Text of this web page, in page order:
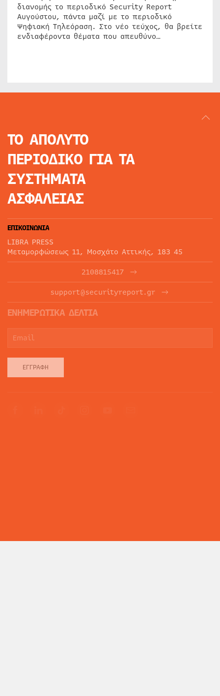
διανομής το περιοδικό Security Report
Αυγούστου, πάντα μαζί με το περιοδικό
Ψηφιακή Τηλεόραση. Στο νέο τεύχος, θα βρείτε
ενδιαφέροντα θέματα που απευθύνο…
ΤΟ ΑΠΟΛΥΤΟ
ΠΕΡΙΟΔΙΚΟ ΓΙΑ ΤΑ
ΣΥΣΤΗΜΑΤΑ
ΑΣΦΑΛΕΙΑΣ
ΕΠΙΚΟΙΝΩΝΙΑ
LIBRA PRESS
Μεταμορφώσεως 11, Μοσχάτο Αττικής, 183 45
2108815417
support@securityreport.gr
ΕΝΗΜΕΡΩΤΙΚΑ ΔΕΛΤΙΑ
ΕΓΓΡΑΦΉ